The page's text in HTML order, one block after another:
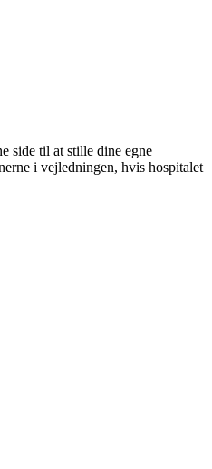
side til at stille dine egne
i vejledningen, hvis hospitalet